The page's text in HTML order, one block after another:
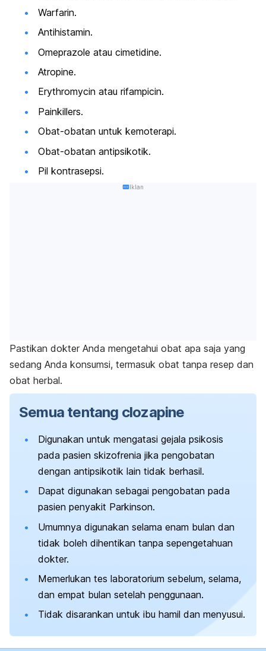
Warfarin.
Antihistamin.
Omeprazole atau cimetidine.
Atropine.
Erythromycin atau rifampicin.
Painkillers.
Obat-obatan untuk kemoterapi.
Obat-obatan antipsikotik.
Pil kontrasepsi.
Iklan
Pastikan dokter Anda mengetahui obat apa saja yang
sedang Anda konsumsi, termasuk obat tanpa resep dan
obat herbal.
Semua tentang clozapine
Digunakan untuk mengatasi gejala psikosis
pada pasien skizofrenia jika pengobatan
dengan antipsikotik lain tidak berhasil.
Dapat digunakan sebagai pengobatan pada
pasien penyakit Parkinson.
Umumnya digunakan selama enam bulan dan
tidak boleh dihentikan tanpa sepengetahuan
dokter.
Memerlukan tes laboratorium sebelum, selama,
dan empat bulan setelah penggunaan.
Tidak disarankan untuk ibu hamil dan menyusui.